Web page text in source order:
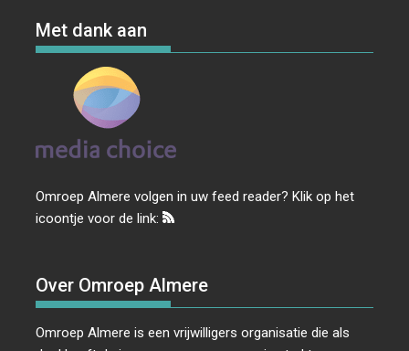
Met dank aan
Omroep Almere volgen in uw feed reader? Klik op het
icoontje voor de link:
Over Omroep Almere
Omroep Almere is een vrijwilligers organisatie die als